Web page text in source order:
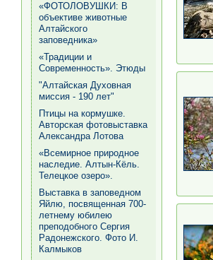
«ФОТОЛОВУШКИ: В
объективе животные
Алтайского
заповедника»
«Традиции и
Современность». Этюды
"Алтайская Духовная
миссия - 190 лет"
Птицы на кормушке.
Авторская фотовыставка
Александра Лотова
«Всемирное природное
наследие. Алтын-Кёль.
Телецкое озеро».
Выставка в заповедном
Яйлю, посвященная 700-
летнему юбилею
преподобного Сергия
Радонежского. Фото И.
Калмыков